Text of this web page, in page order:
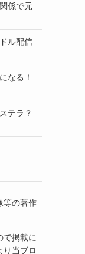
係で元
ル配信
なる！
テラ？
等の著作
で掲載に
り当ブロ